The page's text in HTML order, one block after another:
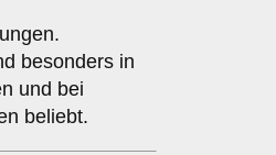
besonders in
und bei
beliebt.